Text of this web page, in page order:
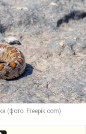
(фото: Freepik.com)